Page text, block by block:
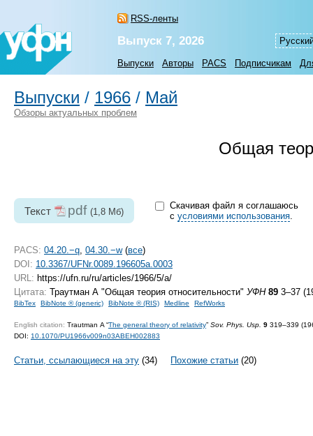
RSS-ленты
Выпуск 7, 2026
Выпуски Авторы PACS Подписчикам
Выпуски / 1966 / Май
Обзоры актуальных проблем
Общая
Текст pdf (1,8 Мб)
Скачивая файл я соглашаюсь
с условиями использования.
PACS: 04.20.−q, 04.30.−w(все)
DOI: 10.3367/UFNr.0089.196605a.0003
URL: https://ufn.ru/ru/articles/1966/5/a/
Цитата: Траутман А "Общая теория относительности" УФН 89 3–37
BibTex BibNote ® (generic) BibNote ® (RIS) Medline RefWorks
English citation: Trautman A “The general theory of relativity” Sov. Phys. Usp. 9 319–339
DOI: 10.1070/PU1966v009n03ABEH002883
Статьи, ссылающиеся на эту (34) Похожие статьи (20)